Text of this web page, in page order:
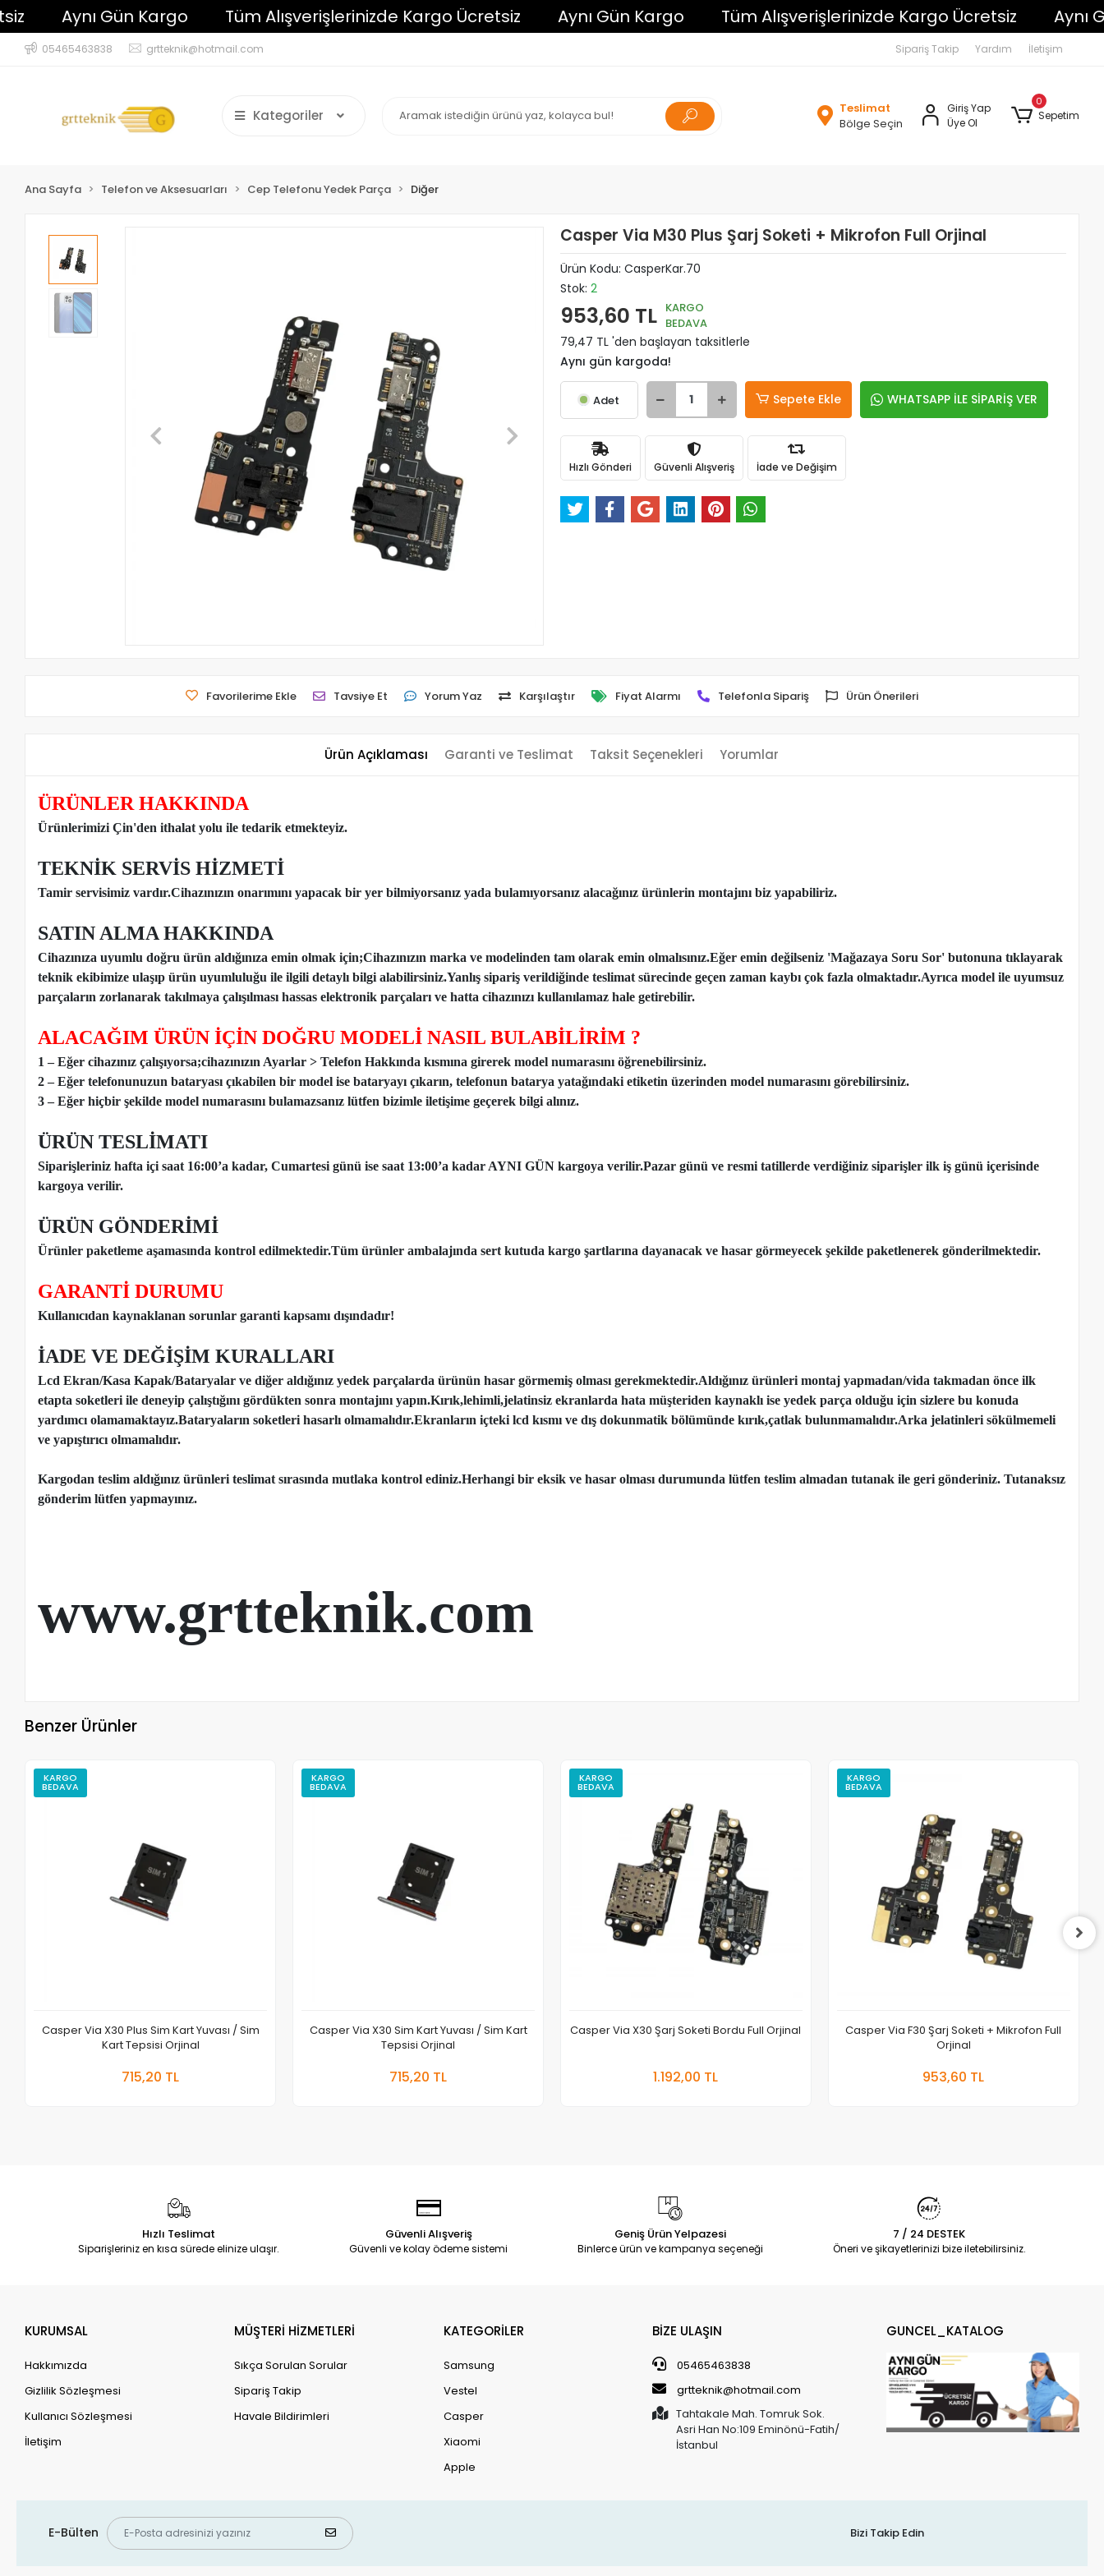
Aynı Gün Kargo Tüm Alışverişlerinizde Kargo Ücretsiz Aynı Gün Kargo Tüm Alışverişlerinizde Kargo Ücretsiz Aynı Gün
05465463838 grtteknik@hotmail.com Sipariş Takip Yardım İletişim
Kategoriler
Teslimat
Bölge Seçin
Giriş Yap
Üye Ol
0
Sepetim
Ana Sayfa Telefon ve Aksesuarları Cep Telefonu Yedek Parça Diğer
Casper Via M30 Plus Şarj Soketi + Mikrofon Full Orjinal
Ürün Kodu: CasperKar.70
Stok: 2
953,60 TL KARGO
BEDAVA
79,47 TL 'den başlayan taksitlerle
Aynı gün kargoda!
Adet Sepete Ekle WHATSAPP İLE SİPARİŞ VER
Hızlı Gönderi Güvenli Alışveriş İade ve Değişim
Favorilerime Ekle Tavsiye Et Yorum Yaz Karşılaştır Fiyat Alarmı Telefonla Sipariş Ürün Önerileri
Ürün Açıklaması Garanti ve Teslimat Taksit Seçenekleri Yorumlar
ÜRÜNLER HAKKINDA
Ürünlerimizi Çin'den ithalat yolu ile tedarik etmekteyiz.
TEKNİK SERVİS HİZMETİ
Tamir servisimiz vardır.Cihazınızın onarımını yapacak bir yer bilmiyorsanız yada bulamıyorsanız alacağınız ürünlerin montajını biz yapabiliriz.
SATIN ALMA HAKKINDA
Cihazınıza uyumlu doğru ürün aldığınıza emin olmak için;Cihazınızın marka ve modelinden tam olarak emin olmalısınız.Eğer emin değilseniz 'Mağazaya Soru Sor' butonuna tıklayarak
teknik ekibimize ulaşıp ürün uyumluluğu ile ilgili detaylı bilgi alabilirsiniz.Yanlış sipariş verildiğinde teslimat sürecinde geçen zaman kaybı çok fazla olmaktadır.Ayrıca model ile uyumsuz
parçaların zorlanarak takılmaya çalışılması hassas elektronik parçaları ve hatta cihazınızı kullanılamaz hale getirebilir.
ALACAĞIM ÜRÜN İÇİN DOĞRU MODELİ NASIL BULABİLİRİM ?
1 – Eğer cihazınız çalışıyorsa;cihazınızın Ayarlar > Telefon Hakkında kısmına girerek model numarasını öğrenebilirsiniz.
2 – Eğer telefonunuzun bataryası çıkabilen bir model ise bataryayı çıkarın, telefonun batarya yatağındaki etiketin üzerinden model numarasını görebilirsiniz.
3 – Eğer hiçbir şekilde model numarasını bulamazsanız lütfen bizimle iletişime geçerek bilgi alınız.
ÜRÜN TESLİMATI
Siparişleriniz hafta içi saat 16:00’a kadar, Cumartesi günü ise saat 13:00’a kadar AYNI GÜN kargoya verilir.Pazar günü ve resmi tatillerde verdiğiniz siparişler ilk iş günü içerisinde
kargoya verilir.
ÜRÜN GÖNDERİMİ
Ürünler paketleme aşamasında kontrol edilmektedir.Tüm ürünler ambalajında sert kutuda kargo şartlarına dayanacak ve hasar görmeyecek şekilde paketlenerek gönderilmektedir.
GARANTİ DURUMU
Kullanıcıdan kaynaklanan sorunlar garanti kapsamı dışındadır!
İADE VE DEĞİŞİM KURALLARI
Lcd Ekran/Kasa Kapak/Bataryalar ve diğer aldığınız yedek parçalarda ürünün hasar görmemiş olması gerekmektedir.Aldığınız ürünleri montaj yapmadan/vida takmadan önce ilk
etapta soketleri ile deneyip çalıştığını gördükten sonra montajını yapın.Kırık,lehimli,jelatinsiz ekranlarda hata müşteriden kaynaklı ise yedek parça olduğu için sizlere bu konuda
yardımcı olamamaktayız.Bataryaların soketleri hasarlı olmamalıdır.Ekranların içteki lcd kısmı ve dış dokunmatik bölümünde kırık,çatlak bulunmamalıdır.Arka jelatinleri sökülmemeli
ve yapıştırıcı olmamalıdır.
Kargodan teslim aldığınız ürünleri teslimat sırasında mutlaka kontrol ediniz.Herhangi bir eksik ve hasar olması durumunda lütfen teslim almadan tutanak ile geri gönderiniz. Tutanaksız
gönderim lütfen yapmayınız.
www.grtteknik.com
Benzer Ürünler
KARGO
BEDAVA
Casper Via X30 Plus Sim Kart Yuvası / Sim
Kart Tepsisi Orjinal
715,20 TL
KARGO
BEDAVA
Casper Via X30 Sim Kart Yuvası / Sim Kart
Tepsisi Orjinal
715,20 TL
KARGO
BEDAVA
Casper Via X30 Şarj Soketi Bordu Full Orjinal
1.192,00 TL
KARGO
BEDAVA
Casper Via F30 Şarj Soketi + Mikrofon Full
Orjinal
953,60 TL
Hızlı Teslimat
Siparişleriniz en kısa sürede elinize ulaşır.
Güvenli Alışveriş
Güvenli ve kolay ödeme sistemi
Geniş Ürün Yelpazesi
Binlerce ürün ve kampanya seçeneği
7 / 24 DESTEK
Öneri ve şikayetlerinizi bize iletebilirsiniz.
KURUMSAL
Hakkımızda
Gizlilik Sözleşmesi
Kullanıcı Sözleşmesi
İletişim
MÜŞTERİ HİZMETLERİ
Sıkça Sorulan Sorular
Sipariş Takip
Havale Bildirimleri
KATEGORİLER
Samsung
Vestel
Casper
Xiaomi
Apple
BİZE ULAŞIN
05465463838
grtteknik@hotmail.com
Tahtakale Mah. Tomruk Sok.
Asri Han No:109 Eminönü-Fatih/
İstanbul
GUNCEL_KATALOG
E-Bülten Bizi Takip Edin